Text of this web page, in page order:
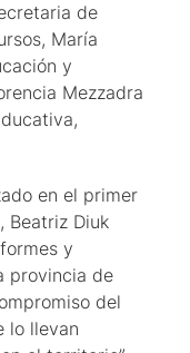
de
María
y
Mezzadra
en el primer
Beatriz Diuk
y
provincia de
del
lo llevan